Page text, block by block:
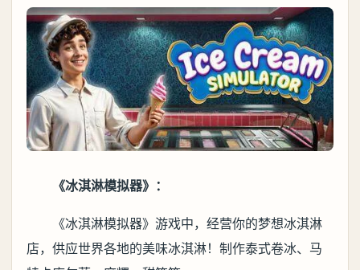
《冰淇淋模拟器》：
《冰淇淋模拟器》游戏中，经营你的梦想冰淇淋
店，供应世界各地的美味冰淇淋！制作泰式卷冰、马